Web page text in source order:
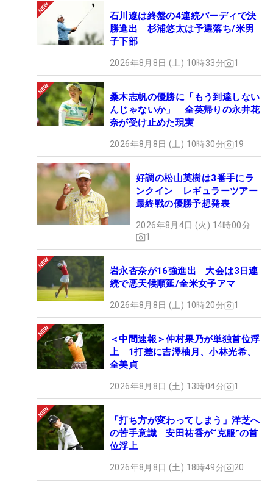
石川遼は終盤の4連続バーディで決
勝進出 杉浦悠太は予選落ち/米男
子下部
2026年8月8日 (土) 10時33分 1
桑木志帆の優勝に「もう到達しない
んじゃないか」 全英帰りの永井花
奈が受け止めた現実
2026年8月8日 (土) 10時30分 19
好調の松山英樹は3番手にラ
ンクイン レギュラーツアー
最終戦の優勝予想発表
2026年8月4日 (火) 14時00分
1
岩永杏奈が16強進出 大会は3日連
続で悪天候順延/全米女子アマ
2026年8月8日 (土) 10時20分 1
＜中間速報＞仲村果乃が単独首位浮
上 1打差に吉澤柚月、小林光希、
全美貞
2026年8月8日 (土) 13時04分 1
「打ち方が変わってしまう」洋芝へ
の苦手意識 安田祐香が“克服”の首
位浮上
2026年8月8日 (土) 18時49分 20